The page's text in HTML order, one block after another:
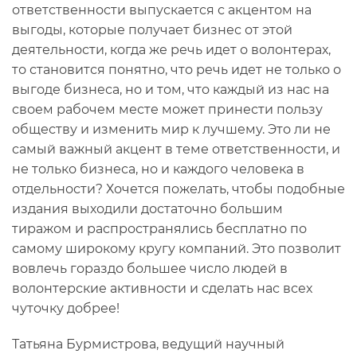
ответственности выпускается с акцентом на
выгоды, которые получает бизнес от этой
деятельности, когда же речь идет о волонтерах,
то становится понятно, что речь идет не только о
выгоде бизнеса, но и том, что каждый из нас на
своем рабочем месте может принести пользу
обществу и изменить мир к лучшему. Это ли не
самый важный акцент в теме ответственности, и
не только бизнеса, но и каждого человека в
отдельности? Хочется пожелать, чтобы подобные
издания выходили достаточно большим
тиражом и распространялись бесплатно по
самому широкому кругу компаний. Это позволит
вовлечь гораздо большее число людей в
волонтерские активности и сделать нас всех
чуточку добрее!
Татьяна Бурмистрова, ведущий научный